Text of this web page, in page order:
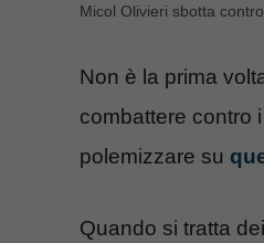
Micol Olivieri sbotta
Non è la prima
combattere contro
polemizzare su
Quando si tratta